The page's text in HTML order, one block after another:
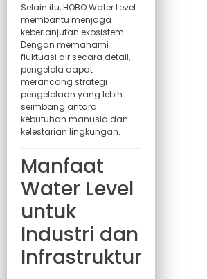
Selain itu, HOBO Water Level
membantu menjaga
keberlanjutan ekosistem.
Dengan memahami
fluktuasi air secara detail,
pengelola dapat
merancang strategi
pengelolaan yang lebih
seimbang antara
kebutuhan manusia dan
kelestarian lingkungan.
Manfaat
Water Level
untuk
Industri dan
Infrastruktur